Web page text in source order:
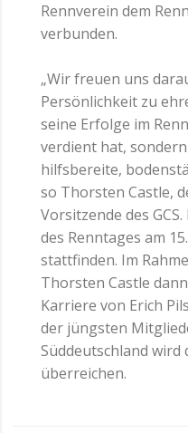
Rennverein dem
verbunden.
„Wir freuen uns
Persönlichkeit zu
seine Erfolge im
verdient hat,
hilfsbereite,
so Thorsten Castle,
Vorsitzende des
des Renntages am
stattfinden. Im
Thorsten Castle
Karriere von Erich
der jüngsten
Süddeutschland wird
überreichen.